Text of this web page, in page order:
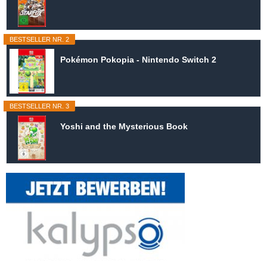
BESTSELLER NR. 2
Pokémon Pokopia - Nintendo Switch 2
BESTSELLER NR. 3
Yoshi and the Mysterious Book